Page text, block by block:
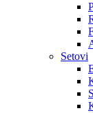
Setovi